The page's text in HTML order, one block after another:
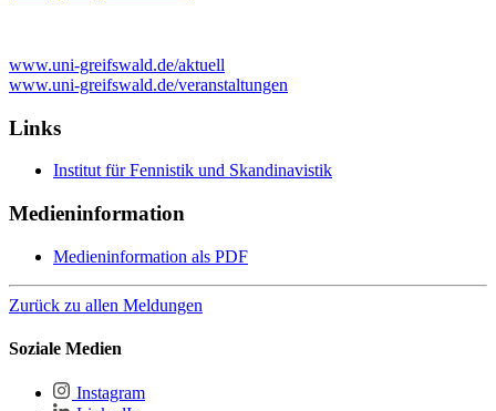
www.uni-greifswald.de/aktuell
www.uni-greifswald.de/veranstaltungen
Links
Institut für Fennistik und Skandinavistik
Medieninformation
Medieninformation als PDF
Zurück zu allen Meldungen
Soziale Medien
Instagram